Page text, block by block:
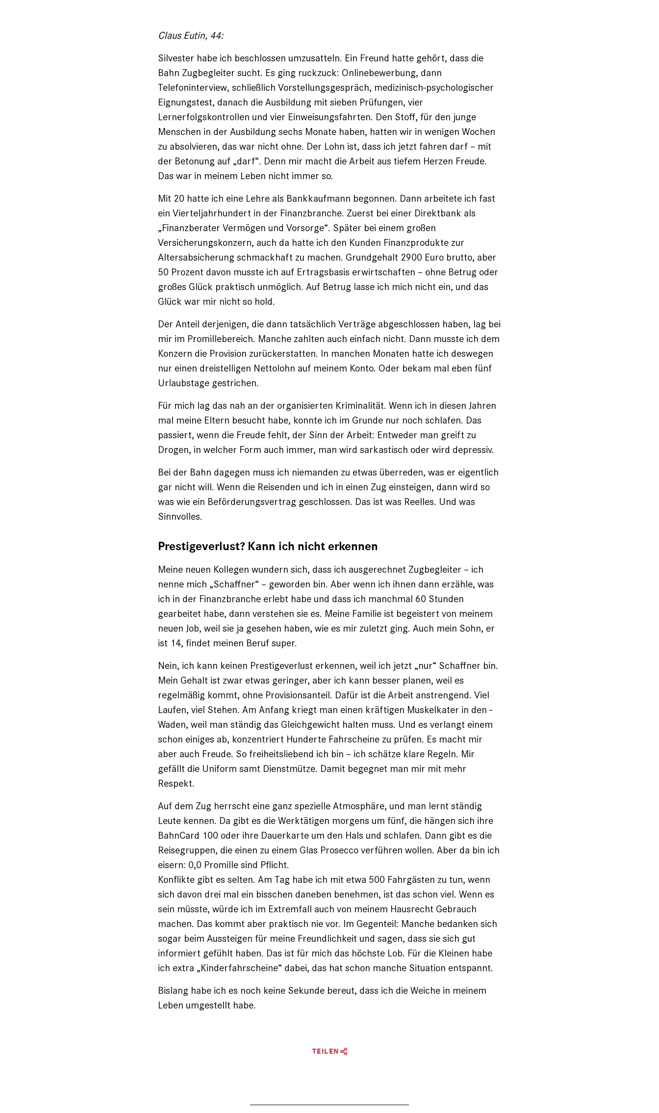
Claus Eutin, 44:
Silvester habe ich beschlossen umzusatteln. Ein Freund hatte gehört, dass die
Bahn Zugbegleiter sucht. Es ging ruckzuck: Onlinebewerbung, dann
Telefoninterview, schließlich Vorstellungsgespräch, medizinisch-psychologischer
Eignungstest, danach die Ausbildung mit sieben Prüfungen, vier
Lernerfolgskontrollen und vier Einweisungsfahrten. Den Stoff, für den junge
Menschen in der Ausbildung sechs Monate haben, hatten wir in wenigen Wochen
zu absolvieren, das war nicht ohne. Der Lohn ist, dass ich jetzt fahren darf – mit
der Betonung auf „darf“. Denn mir macht die Arbeit aus tiefem Herzen Freude.
Das war in meinem Leben nicht immer so.
Mit 20 hatte ich eine Lehre als Bankkaufmann begonnen. Dann arbeitete ich fast
ein Vierteljahrhundert in der Finanz­branche. Zuerst bei einer Direktbank als
„Finanzberater Vermögen und Vorsorge“. Später bei einem großen
Versicherungskonzern, auch da hatte ich den Kunden Finanzprodukte zur
Altersabsicherung schmackhaft zu machen. Grundgehalt 2900 Euro brutto, aber
50 Prozent davon musste ich auf Ertragsbasis erwirtschaften – ohne Betrug oder
großes Glück praktisch unmöglich. Auf Betrug lasse ich mich nicht ein, und das
Glück war mir nicht so hold.
Der Anteil derjenigen, die dann tatsächlich Verträge abgeschlossen haben, lag bei
mir im Promillebereich. Manche zahlten auch einfach nicht. Dann musste ich dem
Konzern die Provision zurückerstatten. In manchen Monaten hatte ich deswegen
nur ­einen dreistelligen Nettolohn auf meinem Konto. Oder bekam mal eben fünf
Urlaubstage gestrichen.
Für mich lag das nah an der organisierten Kriminalität. Wenn ich in diesen Jahren
mal meine Eltern besucht habe, konnte ich im Grunde nur noch schlafen. Das
passiert, wenn die Freude fehlt, der Sinn der Arbeit: Entweder man greift zu
Drogen, in welcher Form auch immer, man wird sarkastisch oder wird depressiv.
Bei der Bahn dagegen muss ich niemanden zu etwas über­reden, was er eigentlich
gar nicht will. Wenn die Reisenden und ich in einen Zug einsteigen, dann wird so
was wie ein Beförderungsvertrag geschlossen. Das ist was Reelles. Und was
Sinnvolles.
Prestigeverlust? Kann ich nicht erkennen
Meine neuen Kollegen wundern sich, dass ich ausgerechnet Zugbegleiter – ich
nenne mich „Schaffner“ – geworden bin. Aber wenn ich ihnen dann erzähle, was
ich in der Finanzbranche erlebt habe und dass ich manchmal 60 Stunden
gearbeitet habe, dann verstehen sie es. Meine Familie ist begeistert von meinem
neuen Job, weil sie ja gesehen haben, wie es mir zuletzt ging. Auch mein Sohn, er
ist 14, findet meinen Beruf super.
Nein, ich kann keinen Prestigeverlust erkennen, weil ich jetzt „nur“ Schaffner bin.
Mein Gehalt ist zwar etwas geringer, aber ich kann besser planen, weil es
regelmäßig kommt, ohne Provisionsanteil. Dafür ist die Arbeit anstrengend. Viel
Laufen, viel Stehen. Am Anfang kriegt man einen kräftigen Muskelkater in den ­
Waden, weil man ständig das Gleichgewicht halten muss. Und es verlangt einem
schon einiges ab, konzentriert Hunderte Fahrscheine zu prüfen. Es macht mir
aber auch Freude. So freiheitsliebend ich bin – ich schätze klare Regeln. Mir
gefällt die Uniform samt Dienstmütze. Damit begegnet man mir mit mehr
Respekt.
Auf dem Zug herrscht eine ganz spezielle Atmosphäre, und man lernt ständig
Leute kennen. Da gibt es die Werktätigen morgens um fünf, die hängen sich ihre
BahnCard 100 oder ihre Dauerkarte um den Hals und schlafen. Dann gibt es die
Reisegruppen, die einen zu einem Glas Prosecco verführen wollen. Aber da bin ich
eisern: 0,0 Promille sind Pflicht.
Konflikte gibt es selten. Am Tag habe ich mit etwa 500 Fahrgästen zu tun, wenn
sich davon drei mal ein bisschen daneben benehmen, ist das schon viel. Wenn es
sein müsste, würde ich im Extremfall auch von meinem Hausrecht Gebrauch
machen. Das kommt aber praktisch nie vor. Im Gegenteil: Manche bedanken sich
sogar beim Aussteigen für meine Freundlichkeit und sagen, dass sie sich gut
informiert gefühlt haben. Das ist für mich das höchste Lob. Für die Kleinen habe
ich extra „Kinderfahrscheine“ dabei, das hat schon manche Situation entspannt.
Bislang habe ich es noch keine Sekunde bereut, dass ich die Weiche in meinem
Leben umgestellt habe.
TEILEN